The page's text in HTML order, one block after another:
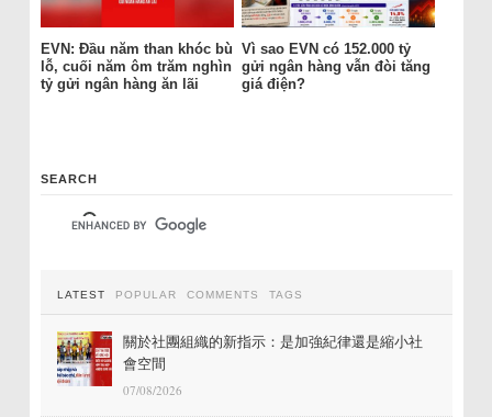
EVN: Đầu năm than khóc bù
lỗ, cuối năm ôm trăm nghìn
tỷ gửi ngân hàng ăn lãi
Vì sao EVN có 152.000 tỷ
gửi ngân hàng vẫn đòi tăng
giá điện?
SEARCH
LATEST POPULAR COMMENTS TAGS
關於社團組織的新指示：是加強紀律還是縮小社
會空間
07/08/2026